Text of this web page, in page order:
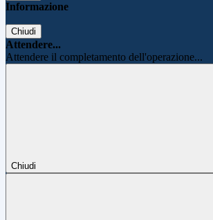
Informazione
Chiudi
Attendere...
Attendere il completamento dell'operazione...
Chiudi